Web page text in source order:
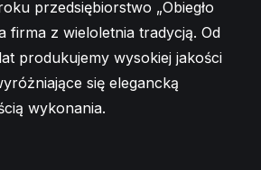
przedsiębiorstwo „Obiegło
firma z wieloletnia tradycją. Od
produkujemy wysokiej jakości
się elegancką
wykonania.